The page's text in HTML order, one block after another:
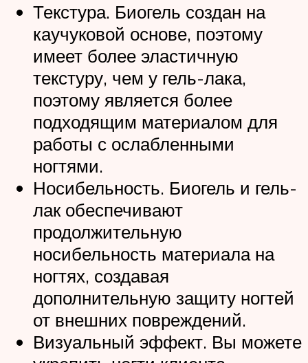
Текстура. Биогель создан на
каучуковой основе, поэтому
имеет более эластичную
текстуру, чем у гель-лака,
поэтому является более
подходящим материалом для
работы с ослабленными
ногтями.
Носибельность. Биогель и гель-
лак обеспечивают
продолжительную
носибельность материала на
ногтях, создавая
дополнительную защиту ногтей
от внешних повреждений.
Визуальный эффект. Вы можете